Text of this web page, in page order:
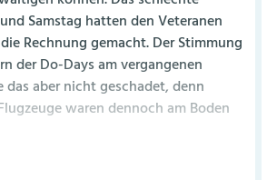
Samstag hatten den Veteranen
Rechnung gemacht. Der Stimmung
der Do-Days am vergangenen
aber nicht geschadet, denn
waren dennoch am Boden